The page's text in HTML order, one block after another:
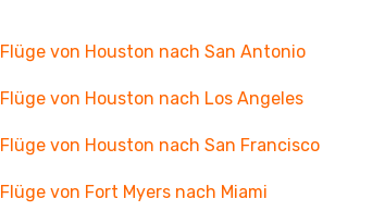
Flüge von Houston nach San Antonio
Flüge von Houston nach Los Angeles
Flüge von Houston nach San Francisco
Flüge von Fort Myers nach Miami